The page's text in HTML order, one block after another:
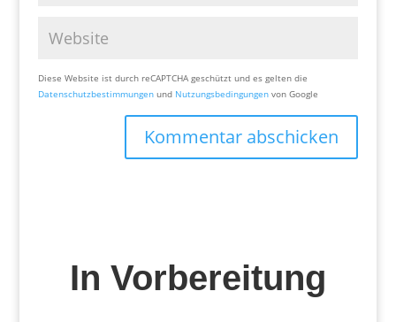
Diese Website ist durch reCAPTCHA geschützt und es gelten die
Datenschutzbestimmungenund Nutzungsbedingungenvon Google
Kommentar abschicken
In Vorbereitung